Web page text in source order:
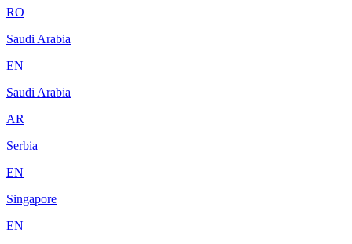
RO
Saudi Arabia
EN
Saudi Arabia
AR
Serbia
EN
Singapore
EN